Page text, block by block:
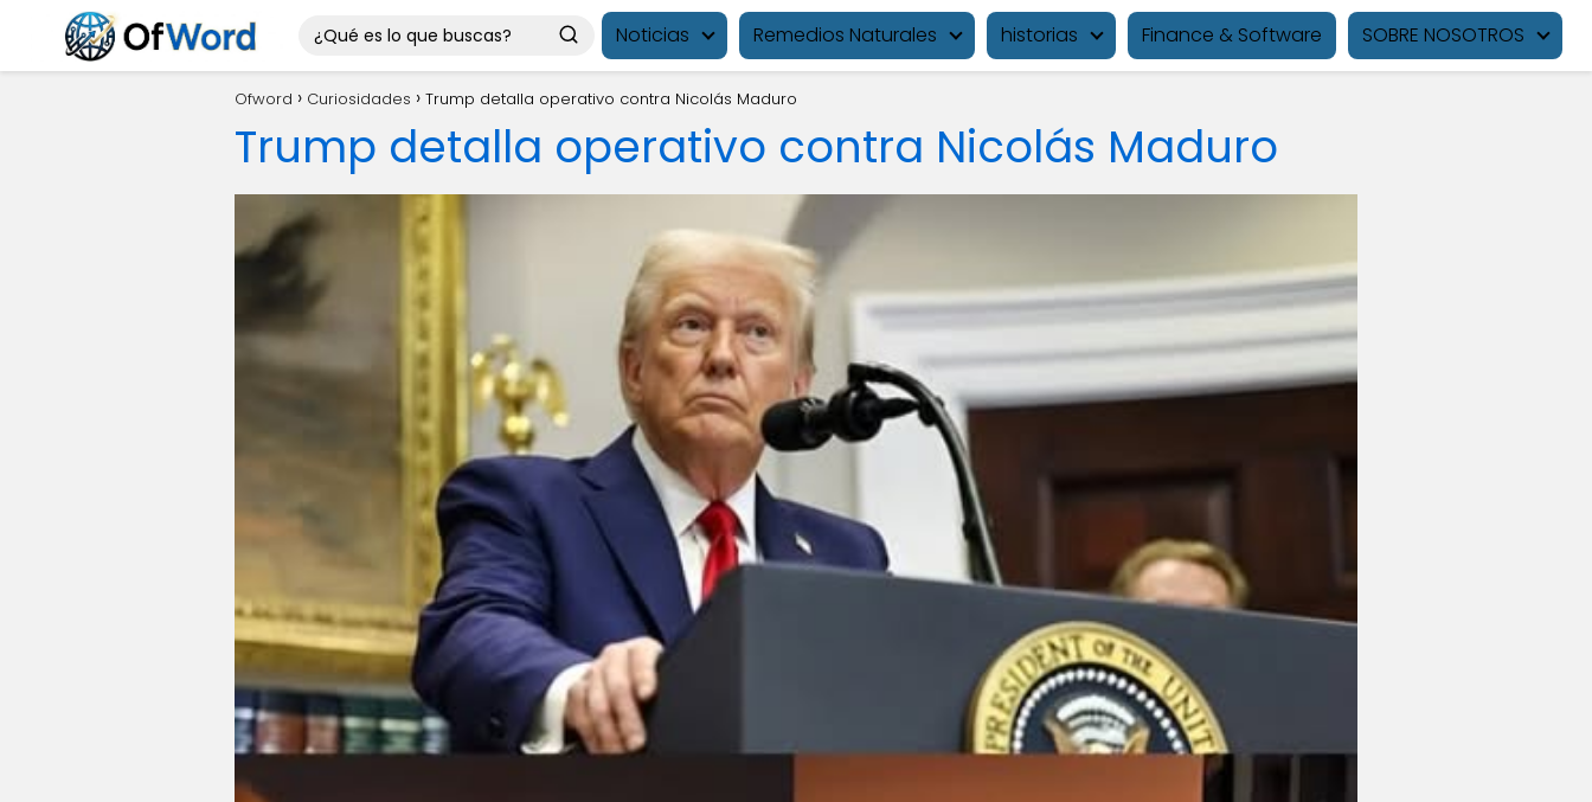
Noticias Remedios Naturales historias Finance & Software SOBRE NOSOTROS
Ofword Curiosidades Trump detalla operativo contra Nicolás Maduro
Trump detalla operativo contra Nicolás Maduro